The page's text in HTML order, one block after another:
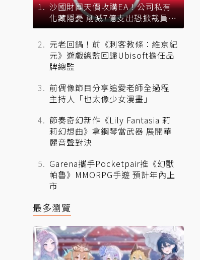
沙國財團天價收購EA！公司私有
化藏隱憂 削減7億支出恐掀裁員風
暴？
元老回鍋！前《刺客教條：維京紀
元》遊戲總監回歸Ubisoft擔任品
牌總監
前偶像節目分享追愛老師全過程
主持人「也太像少女漫畫」
節奏奇幻新作《Lily Fantasia 莉
莉幻想曲》拿鋼琴當武器 展開華
麗音聲對決
Garena攜手Pocketpair推《幻獸
帕魯》MMORPG手遊 預計年內上
市
最多瀏覽